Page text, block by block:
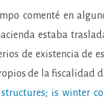
comenté en
estaba
de existencia de
de la fiscalidad
is winter